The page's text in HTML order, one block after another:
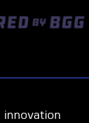
innovation